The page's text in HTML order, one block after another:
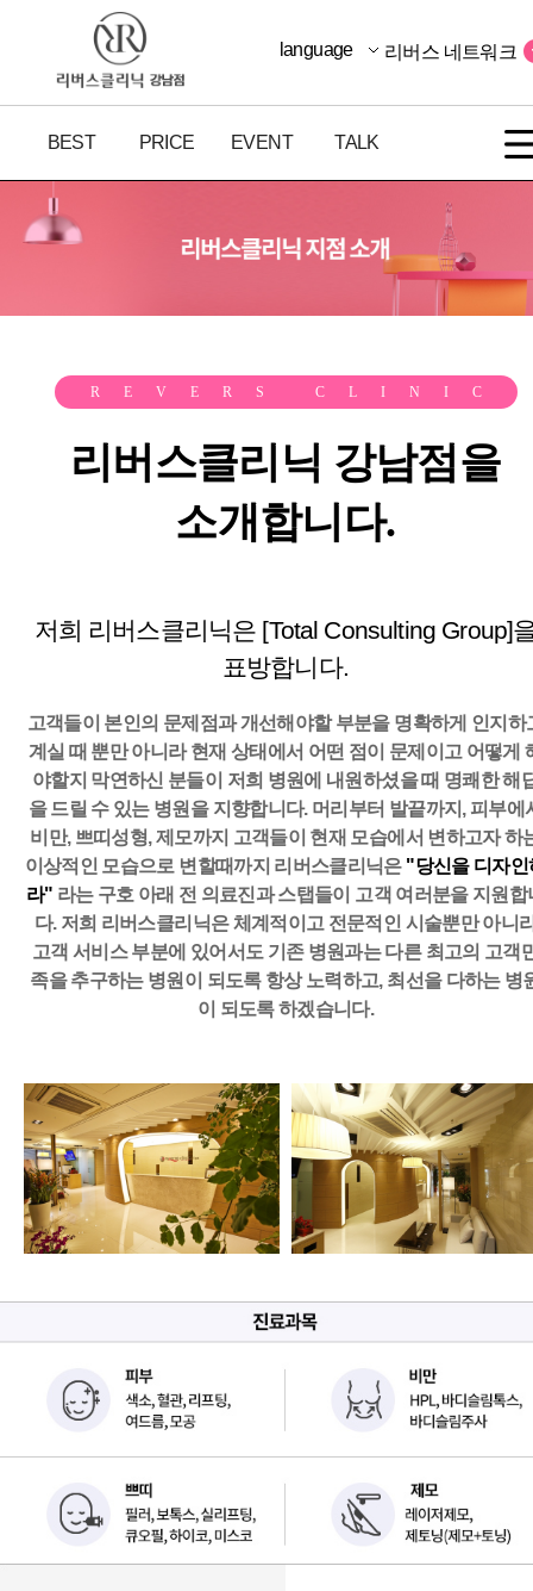
BEST PRICE EVENT TALK
language 리버스 네트워크
REVERS CLINIC
리버스클리닉 강남점을
소개합니다.
저희 리버스클리닉은 [Total Consulting Group]
표방합니다.
고객들이 본인의 문제점과 개선해야할 부분을 명확하게 인지하
계실 때 뿐만 아니라 현재 상태에서 어떤 점이 문제이고 어떻게
야할지 막연하신 분들이 저희 병원에 내원하셨을 때 명쾌한 해
을 드릴 수 있는 병원을 지향합니다. 머리부터 발끝까지, 피부에
비만, 쁘띠성형, 제모까지 고객들이 현재 모습에서 변하고자 하
이상적인 모습으로 변할때까지 리버스클리닉은 "당신을 디자인
라" 라는 구호 아래 전 의료진과 스탭들이 고객 여러분을 지원합
다. 저희 리버스클리닉은 체계적이고 전문적인 시술뿐만 아니
고객 서비스 부분에 있어서도 기존 병원과는 다른 최고의 고객
족을 추구하는 병원이 되도록 항상 노력하고, 최선을 다하는 병
이 되도록 하겠습니다.